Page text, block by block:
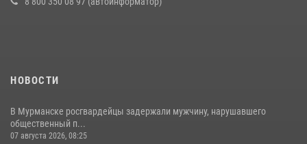
НОВОСТИ
В Мурманске росгвардейцы задержали мужчину, нарушавшего
общественный п...
07 августа 2026, 08:25